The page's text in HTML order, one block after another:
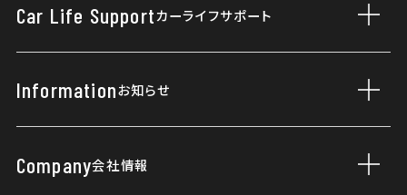
まかせチャオ
Car Life Supportカーライフサポート
Informationお知らせ
Topics
Company会社情報